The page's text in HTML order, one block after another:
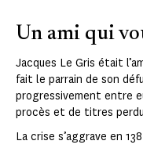
Un ami qui
Jacques Le Gris était
fait le parrain de son
progressivement entre
procès et de titres
La crise s’aggrave en